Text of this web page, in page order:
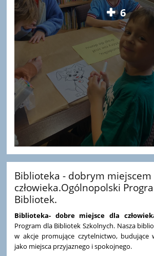
6
Biblioteka - dobrym miejscem
człowieka.Ogólnopolski
Bibliotek.
Biblioteka- dobre miejsce dla
Program dla Bibliotek Szkolnych. Nasza
w akcje promujące czytelnictwo, budujące
jako miejsca przyjaznego i spokojnego.